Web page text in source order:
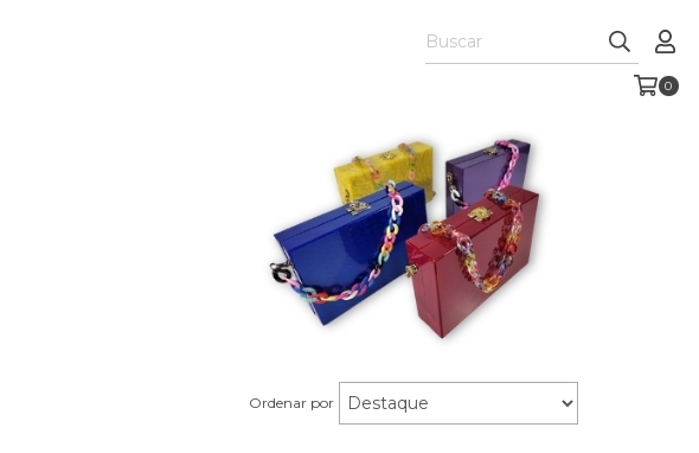
0
Ordenar por